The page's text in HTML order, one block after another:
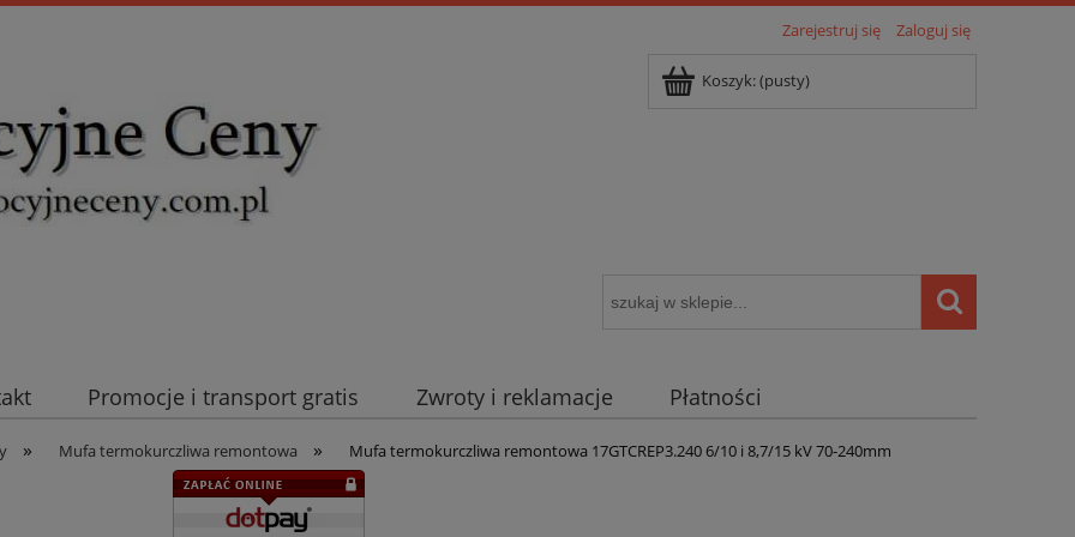
Zarejestruj się Zaloguj się
Koszyk:(pusty)
Promocje i transport gratis Zwroty i reklamacje
Płatności
Nexans Automatyka NOVATEK Inteligentny dom ( POCKET HOME )
» Mufa termokurczliwa remontowa » Mufa termokurczliwa remontowa 17GTCREP3.240 6/10 i 8,7/15 kV 70-240mm